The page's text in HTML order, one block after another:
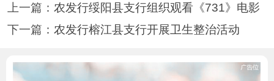
上一篇： 农发行绥阳县支行组织观看《731》电影
下一篇： 农发行榕江县支行开展卫生整治活动